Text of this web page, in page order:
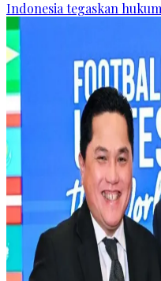
Indonesia tegaskan